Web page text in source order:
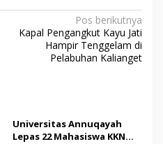
Pos berikutnya
Kapal Pengangkut Kayu Jati
Hampir Tenggelam di
Pelabuhan Kalianget
Universitas Annuqayah
Lepas 22 Mahasiswa KKN